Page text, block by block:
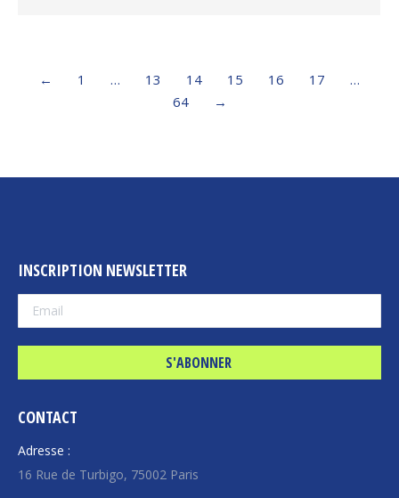
← 1 … 13 14 15 16 17
…
64
→
INSCRIPTION NEWSLETTER
CONTACT
Adresse :
16 Rue de Turbigo, 75002 Paris